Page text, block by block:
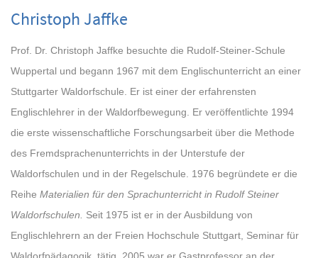
Christoph Jaffke
Prof. Dr. Christoph Jaffke besuchte die Rudolf-Steiner-Schule
Wuppertal und begann 1967 mit dem Englischunterricht an einer
Stuttgarter Waldorfschule. Er ist einer der erfahrensten
Englischlehrer in der Waldorfbewegung. Er veröffentlichte 1994
die erste wissenschaftliche Forschungsarbeit über die Methode
des Fremdsprachenunterrichts in der Unterstufe der
Waldorfschulen und in der Regelschule. 1976 begründete er die
Reihe Materialien für den Sprachunterricht in Rudolf Steiner
Waldorfschulen.
Seit 1975 ist er in der Ausbildung von
Englischlehrern an der Freien Hochschule Stuttgart, Seminar für
Waldorfpädagogik, tätig. 2005 war er Gastprofessor an der